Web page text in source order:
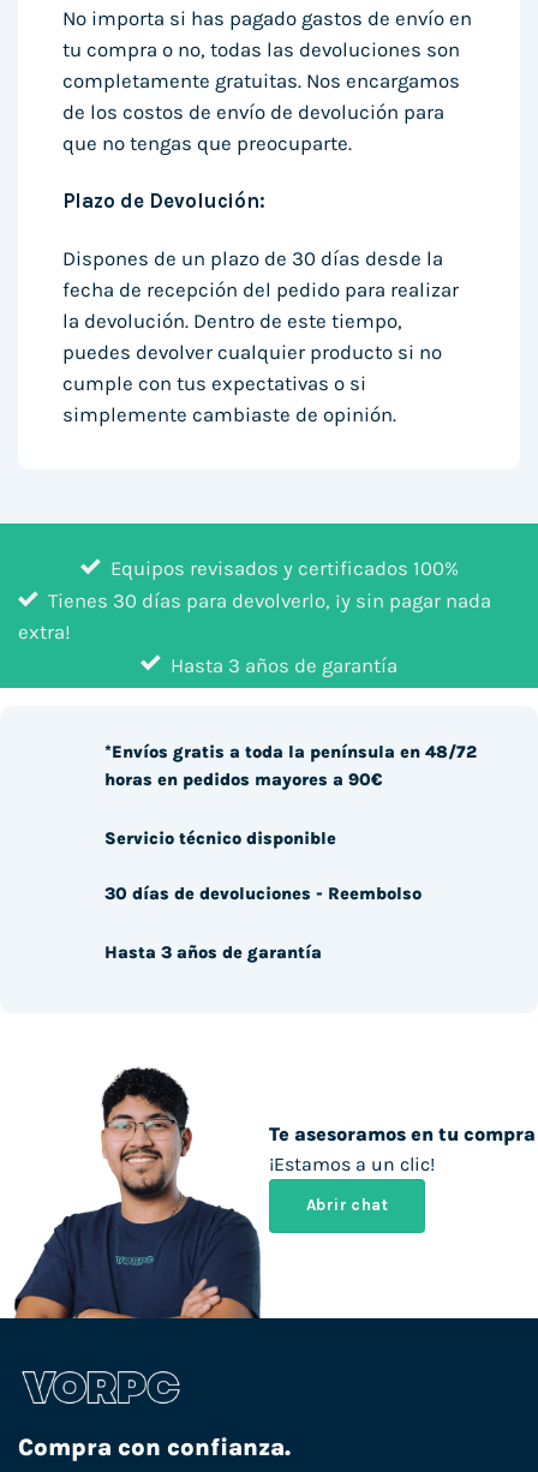
No importa si has pagado gastos de envío en
tu compra o no, todas las devoluciones son
completamente gratuitas. Nos encargamos
de los costos de envío de devolución para
que no tengas que preocuparte.
Plazo de Devolución:
Dispones de un plazo de 30 días desde la
fecha de recepción del pedido para realizar
la devolución. Dentro de este tiempo,
puedes devolver cualquier producto si no
cumple con tus expectativas o si
simplemente cambiaste de opinión.
Equipos revisados y certificados 100%
Tienes 30 días para devolverlo, ¡y sin pagar nada
extra!
Hasta 3 años de garantía
Te asesoramos en tu compra
¡Estamos a un clic!
Abrir chat
*Envíos gratis a toda la península en 48/72
horas en pedidos mayores a 90€
Servicio técnico disponible
30 días de devoluciones - Reembolso
Hasta 3 años de garantía
Compra con confianza.